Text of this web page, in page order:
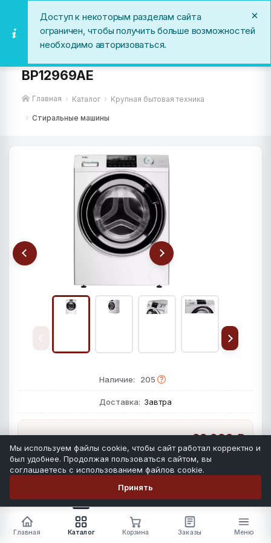
BP12969AE
Главная Каталог Крупная бытовая техника
Стиральные машины
Наличие: 205
Доставка: Завтра
39 999 ₽
Схема встраивания: Скачать
+
Главная Каталог Корзина Заказы Меню
Мы используем файлы cookie, чтобы сайт работал корректно и
был удобнее. Продолжая пользоваться сайтом, вы
соглашаетесь с использованием файлов cookie.
Принять
Доступ к некоторым разделам сайта
ограничен, чтобы получить больше возможностей
необходимо авторизоваться.